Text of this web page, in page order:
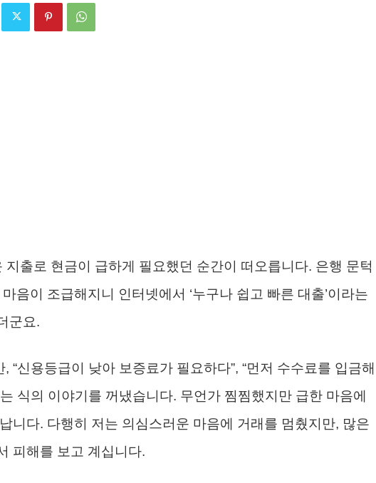
지출로 현금이 급하게 필요했던 순간이 떠오릅니다. 은행 문턱
음이 조급해지니 인터넷에서 ‘누구나 쉽고 빠른 대출’이라는
군요.
“신용등급이 낮아 보증료가 필요하다”, “먼저 수수료를 입금해
식의 이야기를 꺼냈습니다. 무언가 찜찜했지만 급한 마음에
니다. 다행히 저는 의심스러운 마음에 거래를 멈췄지만, 많은
피해를 보고 계십니다.